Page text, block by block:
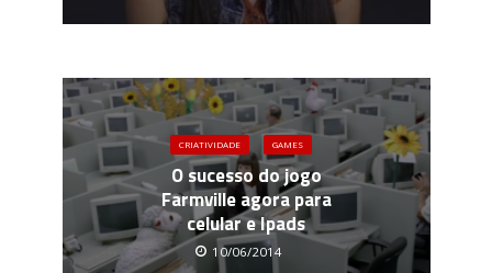
CRIATIVIDADE GAMES
O sucesso do jogo
Farmville agora para
celular e Ipads
10/06/2014